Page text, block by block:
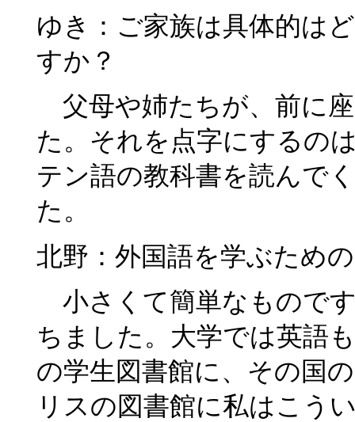
ゆき：ご家族は具体的は
すか？
父母や姉たちが、前に
た。それを点字にするの
テン語の教科書を読んで
た。
北野：外国語を学ぶため
小さくて簡単なもので
ちました。大学では英語
の学生図書館に、その国
リスの図書館に私はこう